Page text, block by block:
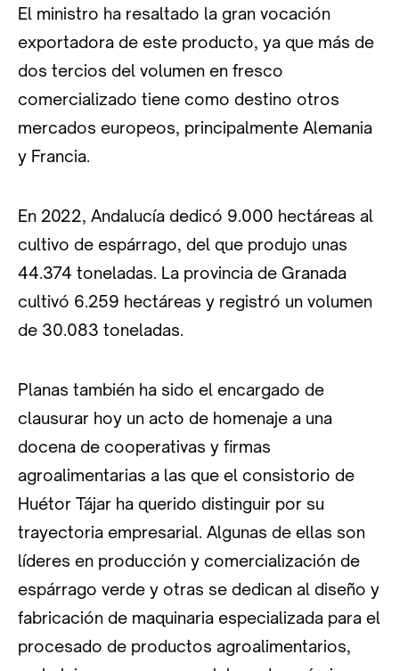
El ministro ha resaltado la gran vocación
exportadora de este producto, ya que más de
dos tercios del volumen en fresco
comercializado tiene como destino otros
mercados europeos, principalmente Alemania
y Francia.
En 2022, Andalucía dedicó 9.000 hectáreas al
cultivo de espárrago, del que produjo unas
44.374 toneladas. La provincia de Granada
cultivó 6.259 hectáreas y registró un volumen
de 30.083 toneladas.
Planas también ha sido el encargado de
clausurar hoy un acto de homenaje a una
docena de cooperativas y firmas
agroalimentarias a las que el consistorio de
Huétor Tájar ha querido distinguir por su
trayectoria empresarial. Algunas de ellas son
líderes en producción y comercialización de
espárrago verde y otras se dedican al diseño y
fabricación de maquinaria especializada para el
procesado de productos agroalimentarios,